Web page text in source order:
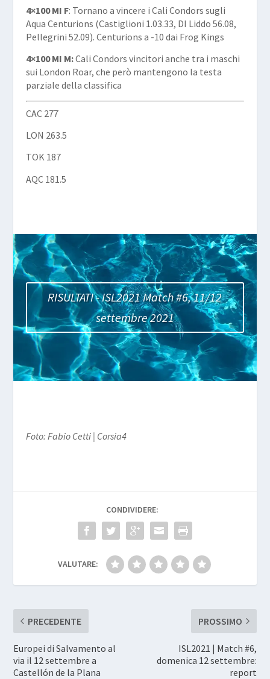
4×100 MI F: Tornano a vincere i Cali Condors sugli
Aqua Centurions (Castiglioni 1.03.33, DI Liddo 56.08,
Pellegrini 52.09). Centurions a -10 dai Frog Kings
4×100 MI M:Cali Condors vincitori anche tra i maschi
sui London Roar, che però mantengono la testa
parziale della classifica
CAC 277
LON 263.5
TOK 187
AQC 181.5
RISULTATI - ISL2021 Match #6, 11/12
settembre 2021
Foto: Fabio Cetti | Corsia4
CONDIVIDERE:
VALUTARE:
PRECEDENTE
Europei di Salvamento al
via il 12 settembre a
Castellón de la Plana
PROSSIMO
ISL2021 | Match #6,
domenica 12 settembre:
report